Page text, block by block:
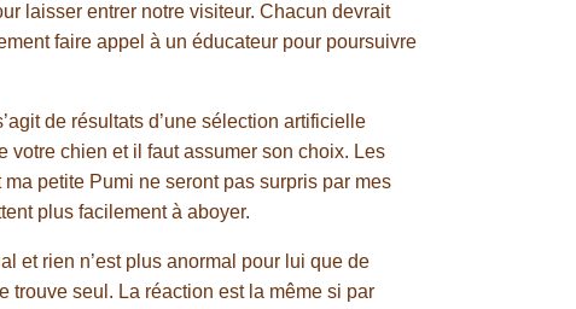
laisser entrer notre visiteur. Chacun devrait
faire appel à un éducateur pour poursuivre
de résultats d’une sélection artificielle
votre chien et il faut assumer son choix. Les
petite Pumi ne seront pas surpris par mes
plus facilement à aboyer.
et rien n’est plus anormal pour lui que de
trouve seul. La réaction est la même si par